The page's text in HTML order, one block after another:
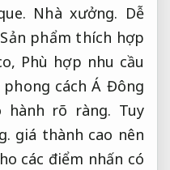
Nhà xưởng. Dễ
Sản phẩm thích hợp
Phù hợp nhu cầu
cách Á Đông
hành rõ ràng. Tuy
giá thành cao nên
các điểm nhấn có